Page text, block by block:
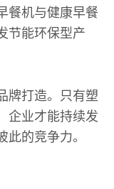
餐机与健康早餐
节能环保型产
牌打造。只有塑
企业才能持续发
的竞争力。